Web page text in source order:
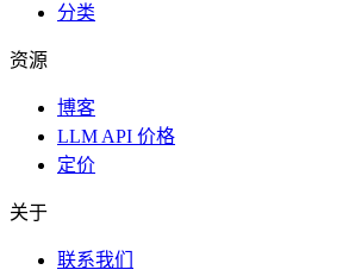
分类
资源
博客
LLM API 价格
定价
关于
联系我们